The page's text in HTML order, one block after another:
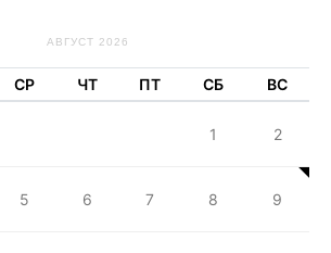
АВГУСТ 2026
СР ЧТ ПТ СБ ВС
1 2
5 6 7 8 9